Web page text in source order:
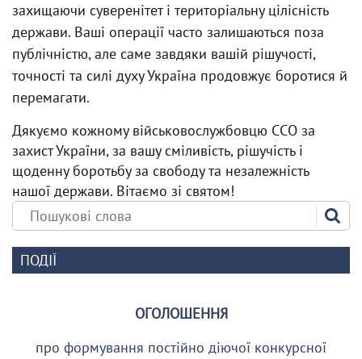
захищаючи суверенітет і територіальну цілісність
держави. Ваші операції часто залишаються поза
публічністю, але саме завдяки вашій рішучості,
точності та силі духу Україна продовжує боротися й
перемагати.
Дякуємо кожному військовослужбовцю ССО за
захист України, за вашу сміливість, рішучість і
щоденну боротьбу за свободу та незалежність
нашої держави. Вітаємо зі святом!
ПОДІЇ
ОГОЛОШЕННЯ
про формування постійно діючої конкурсної